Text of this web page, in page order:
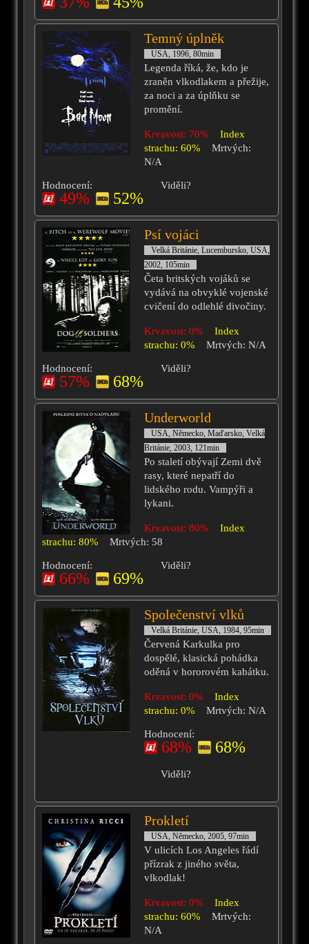
Temný úplněk
USA, 1996, 80min
Legenda říká, že, kdo je
zraněn vlkodlakem a přežije,
za noci a za úplňku se
promění.
Krvavost: 70%
Index
strachu: 60%
Mrtvých:
N/A
Hodnocení:
49% 52%
Viděli?
Psí vojáci
Velká Británie, Lucembursko, USA,
2002, 105min
Četa britských vojáků se
vydává na obvyklé vojenské
cvičení do odlehlé divočiny.
Krvavost: 0%
Index
strachu: 0%
Mrtvých: N/A
Hodnocení:
57% 68%
Viděli?
Underworld
USA, Německo, Maďarsko, Velká
Británie, 2003, 121min
Po staletí obývají Zemi dvě
rasy, které nepatří do
lidského rodu. Vampýři a
lykani.
Krvavost: 80%
Index
strachu: 80%
Mrtvých: 58
Hodnocení:
66% 69%
Viděli?
Společenství vlků
Velká Británie, USA, 1984, 95min
Červená Karkulka pro
dospělé, klasická pohádka
oděná v hororovém kabátku.
Krvavost: 0%
Index
strachu: 0%
Mrtvých: N/A
Hodnocení:
68% 68%
Viděli?
Prokletí
USA, Německo, 2005, 97min
V ulicích Los Angeles řádí
přízrak z jiného světa,
vlkodlak!
Krvavost: 0%
Index
strachu: 60%
Mrtvých:
N/A